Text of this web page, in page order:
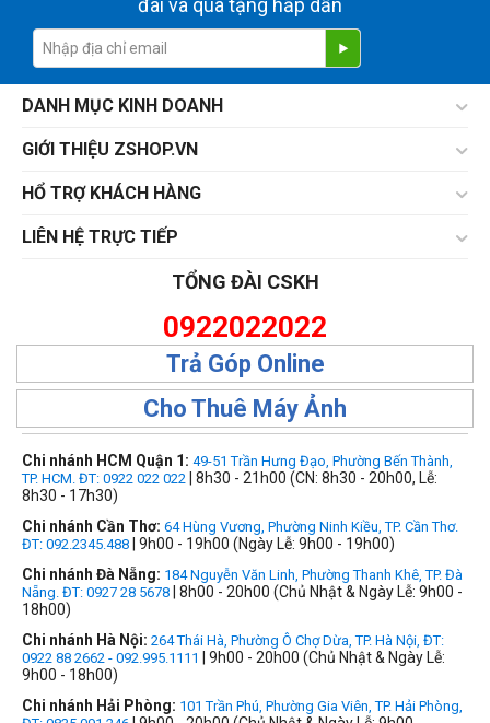
đãi và quà tặng hấp dẫn
DANH MỤC KINH DOANH
GIỚI THIỆU ZSHOP.VN
HỔ TRỢ KHÁCH HÀNG
LIÊN HỆ TRỰC TIẾP
TỔNG ĐÀI CSKH
0922022022
Trả Góp Online
Cho Thuê Máy Ảnh
Chi nhánh HCM Quận 1: 49-51 Trần Hưng Đạo, Phường Bến Thành,
TP. HCM. ĐT: 0922 022 022 | 8h30 - 21h00 (CN: 8h30 - 20h00, Lễ:
8h30 - 17h30)
Chi nhánh Cần Thơ: 64 Hùng Vương, Phường Ninh Kiều, TP. Cần Thơ.
ĐT: 092.2345.488 | 9h00 - 19h00 (Ngày Lễ: 9h00 - 19h00)
Chi nhánh Đà Nẵng: 184 Nguyễn Văn Linh, Phường Thanh Khê, TP. Đà
Nẵng. ĐT: 0927 28 5678 | 8h00 - 20h00 (Chủ Nhật & Ngày Lễ: 9h00 -
18h00)
Chi nhánh Hà Nội: 264 Thái Hà, Phường Ô Chợ Dừa, TP. Hà Nội, ĐT:
0922 88 2662 - 092.995.1111
| 9h00 - 20h00 (Chủ Nhật & Ngày Lễ:
9h00 - 18h00)
Chi nhánh Hải Phòng: 101 Trần Phú, Phường Gia Viên, TP. Hải Phòng,